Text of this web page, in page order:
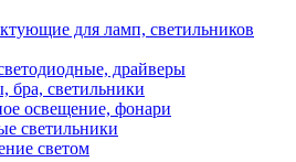
для ламп, светильников
драйверы
бра, светильники
освещение, фонари
светильники
светом